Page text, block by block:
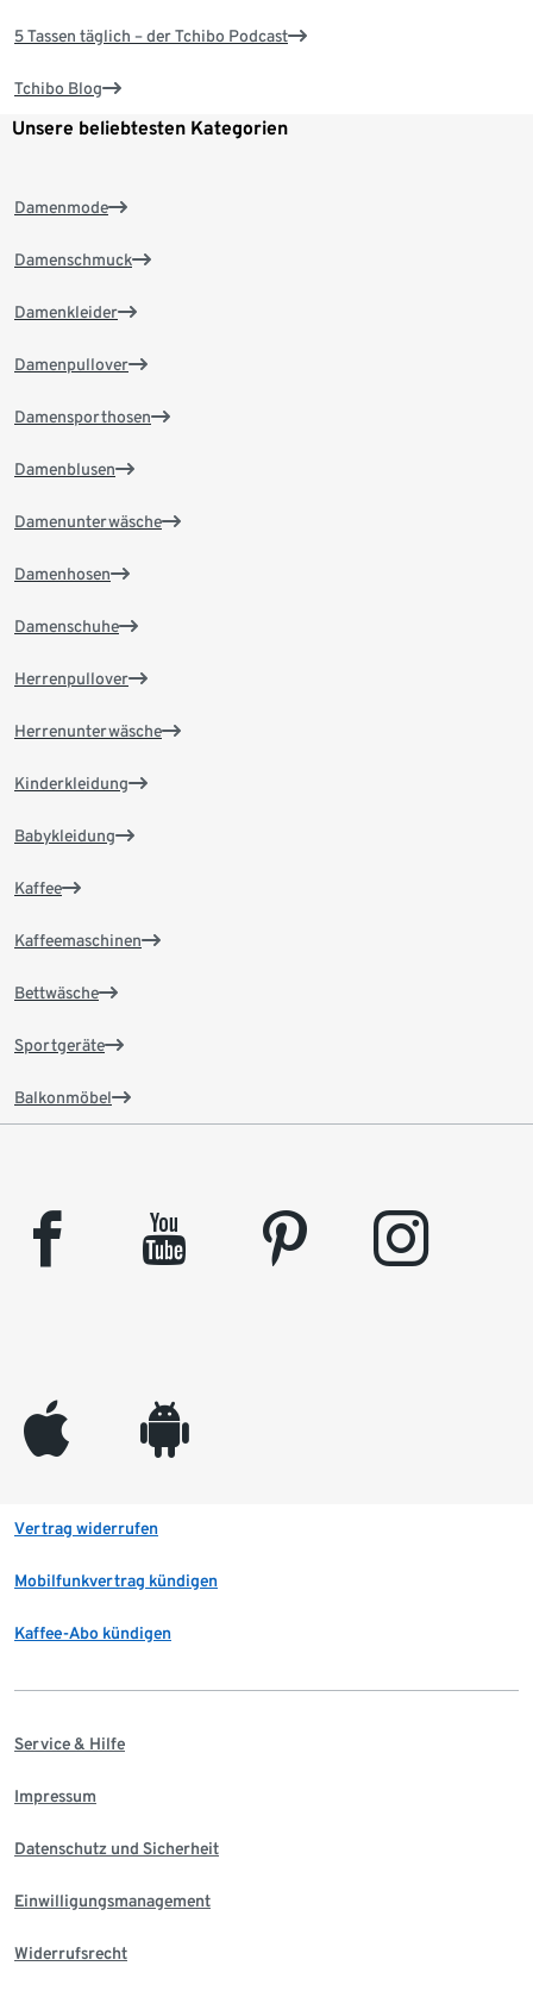
5 Tassen täglich – der Tchibo Podcast
Tchibo Blog
Unsere beliebtesten Kategorien
Damenmode
Damenschmuck
Damenkleider
Damenpullover
Damensporthosen
Damenblusen
Damenunterwäsche
Damenhosen
Damenschuhe
Herrenpullover
Herrenunterwäsche
Kinderkleidung
Babykleidung
Kaffee
Kaffeemaschinen
Bettwäsche
Sportgeräte
Balkonmöbel
facebook youtube pinterest instagram
appleinc android
Vertrag widerrufen
Mobilfunkvertrag kündigen
Kaffee-Abo kündigen
Service & Hilfe
Impressum
Datenschutz und Sicherheit
Einwilligungsmanagement
Widerrufsrecht